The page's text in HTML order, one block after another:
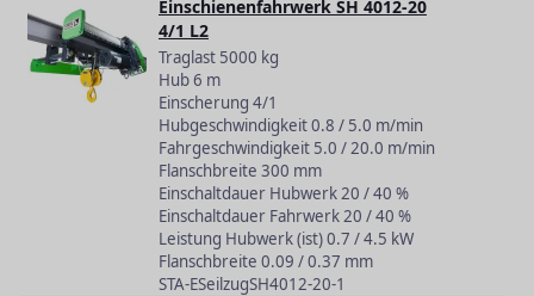
Einschienenfahrwerk SH 4012-20
4/1 L2
Traglast 5000 kg
Hub 6 m
Einscherung 4/1
Hubgeschwindigkeit 0.8 / 5.0 m/min
Fahrgeschwindigkeit 5.0 / 20.0 m/min
Flanschbreite 300 mm
Einschaltdauer Hubwerk 20 / 40 %
Einschaltdauer Fahrwerk 20 / 40 %
Leistung Hubwerk (ist) 0.7 / 4.5 kW
Flanschbreite 0.09 / 0.37 mm
STA-ESeilzugSH4012-20-1